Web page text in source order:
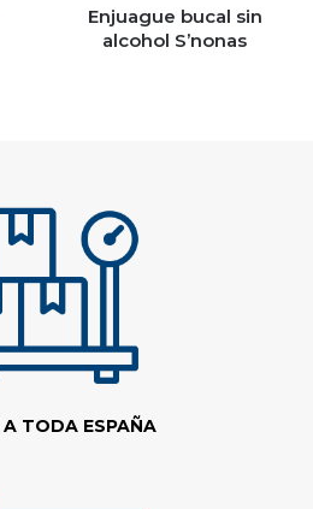
Enjuague bucal sin
alcohol S’nonas
A TODA ESPAÑA